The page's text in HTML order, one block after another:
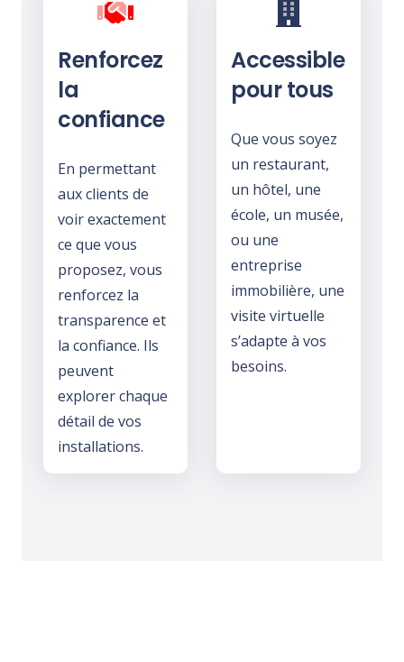
Renforcez
la
confiance
En permettant
aux clients de
voir exactement
ce que vous
proposez, vous
renforcez la
transparence et
la confiance. Ils
peuvent
explorer chaque
détail de vos
installations.
Accessible
pour tous
Que vous soyez
un restaurant,
un hôtel, une
école, un musée,
ou une
entreprise
immobilière, une
visite virtuelle
s’adapte à vos
besoins.